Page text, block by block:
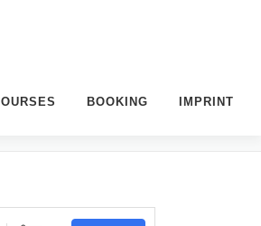
BOOKING IMPRINT